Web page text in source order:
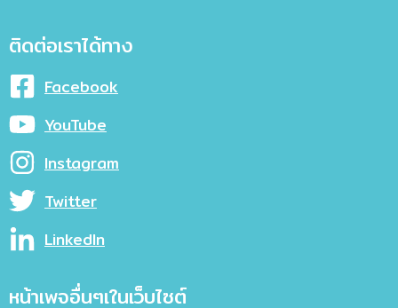
ติดต่อเราได้ทาง
Facebook
YouTube
Instagram
Twitter
LinkedIn
หน้าเพจอื่นๆเในเว็บไซต์